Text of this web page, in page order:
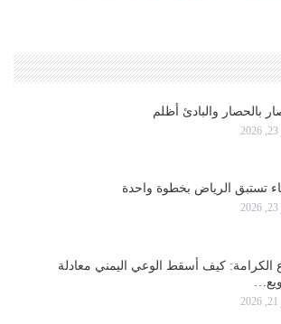
بالحصار والبادئ أظلم
تستبق الرياض بخطوة واحدة
الكرامة: كيف أسقط الوعي اليمني معادلة